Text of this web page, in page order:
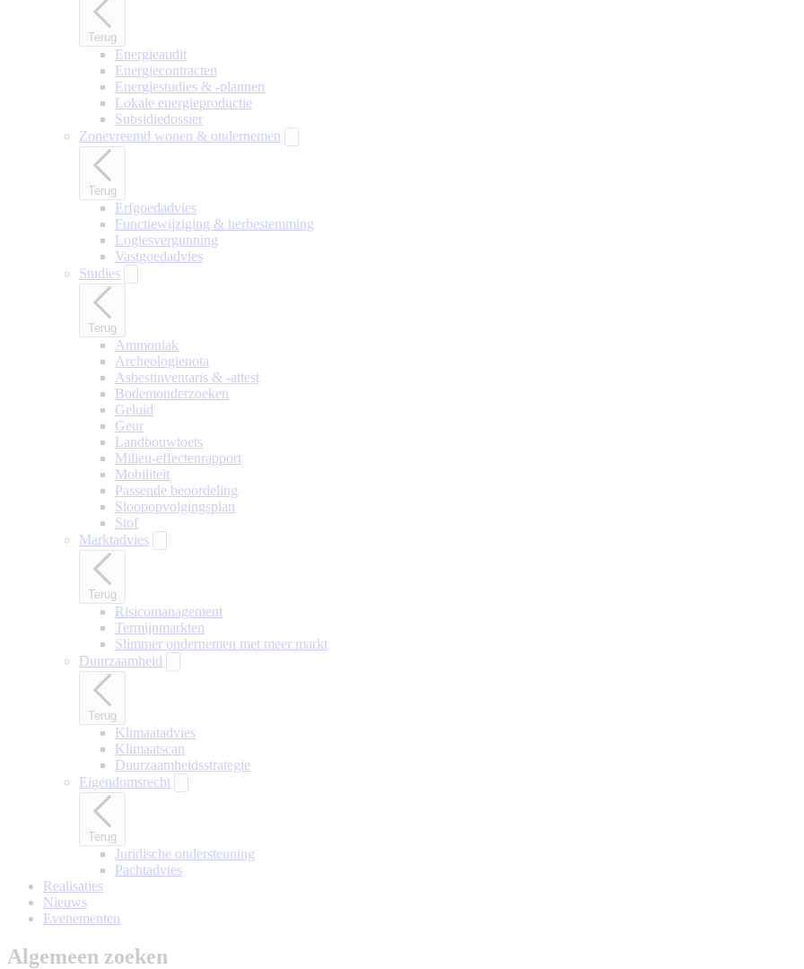
Terug
Energieaudit
Energiecontracten
Energiestudies & -plannen
Lokale energieproductie
Subsidiedossier
Zonevreemd wonen & ondernemen
Terug
Erfgoedadvies
Functiewijziging & herbestemming
Logiesvergunning
Vastgoedadvies
Studies
Terug
Ammoniak
Archeologienota
Asbestinventaris & -attest
Bodemonderzoeken
Geluid
Geur
Landbouwtoets
Milieu-effectenrapport
Mobiliteit
Passende beoordeling
Sloopopvolgingsplan
Stof
Marktadvies
Terug
Risicomanagement
Termijnmarkten
Slimmer ondernemen met meer markt
Duurzaamheid
Terug
Klimaatadvies
Klimaatscan
Duurzaamheidsstrategie
Eigendomsrecht
Terug
Juridische ondersteuning
Pachtadvies
Realisaties
Nieuws
Evenementen
Algemeen zoeken